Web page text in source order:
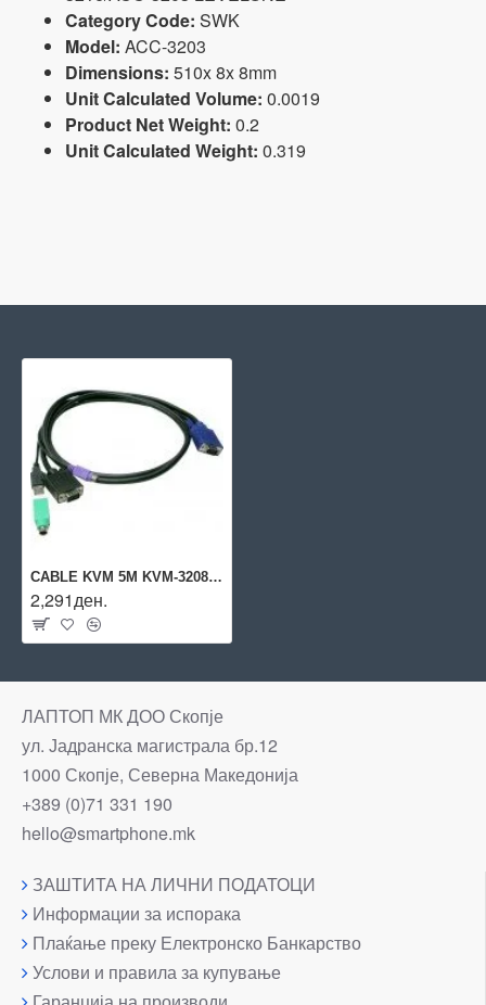
Category Code: SWK
Model: ACC-3203
Dimensions: 510x 8x 8mm
Unit Calculated Volume: 0.0019
Product Net Weight: 0.2
Unit Calculated Weight: 0.319
CABLE KVM 5M KVM-3208/KVM-3216/ACC-3203 LEVELONE
2,291ден.
ЛАПТОП МК ДОО Скопје
ул. Јадранска магистрала бр.12
1000 Скопје, Северна Македонија
+389 (0)71 331 190
hello@smartphone.mk
ЗАШТИТА НА ЛИЧНИ ПОДАТОЦИ
Информации за испорака
Плаќање преку Електронско Банкарство
Услови и правила за купување